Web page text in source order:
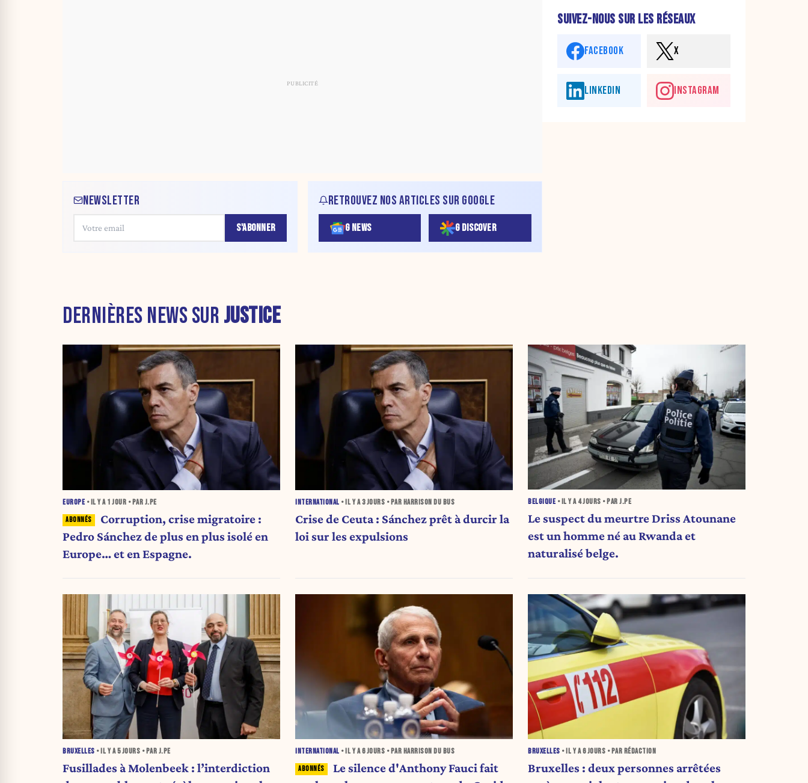
NEWSLETTER
S'ABONNER
RETROUVEZ NOS ARTICLES SUR GOOGLE
G NEWS G DISCOVER
SUIVEZ-NOUS SUR LES RÉSEAUX
FACEBOOK X
LINKEDIN INSTAGRAM
DERNIÈRES NEWS SUR JUSTICE
EUROPE • IL Y A 1 JOUR • PAR J.PE
Corruption, crise migratoire :
Pedro Sánchez de plus en plus isolé en
Europe… et en Espagne.
INTERNATIONAL • IL Y A3 JOURS • PAR HARRISON DU BUS
Crise de Ceuta : Sánchez prêt à durcir la
loi sur les expulsions
BELGIQUE • IL Y A 4 JOURS • PAR J.PE
Le suspect du meurtre Driss Atounane
est un homme né au Rwanda et
naturalisé belge.
BRUXELLES • IL Y A5 JOURS • PAR J.PE
Fusillades à Molenbeek : l’interdiction
INTERNATIONAL • IL Y A6 JOURS • PAR HARRISON DU BUS
Le silence d'Anthony Fauci fait
BRUXELLES • IL Y A6 JOURS • PAR RÉDACTION
Bruxelles : deux personnes arrêtées